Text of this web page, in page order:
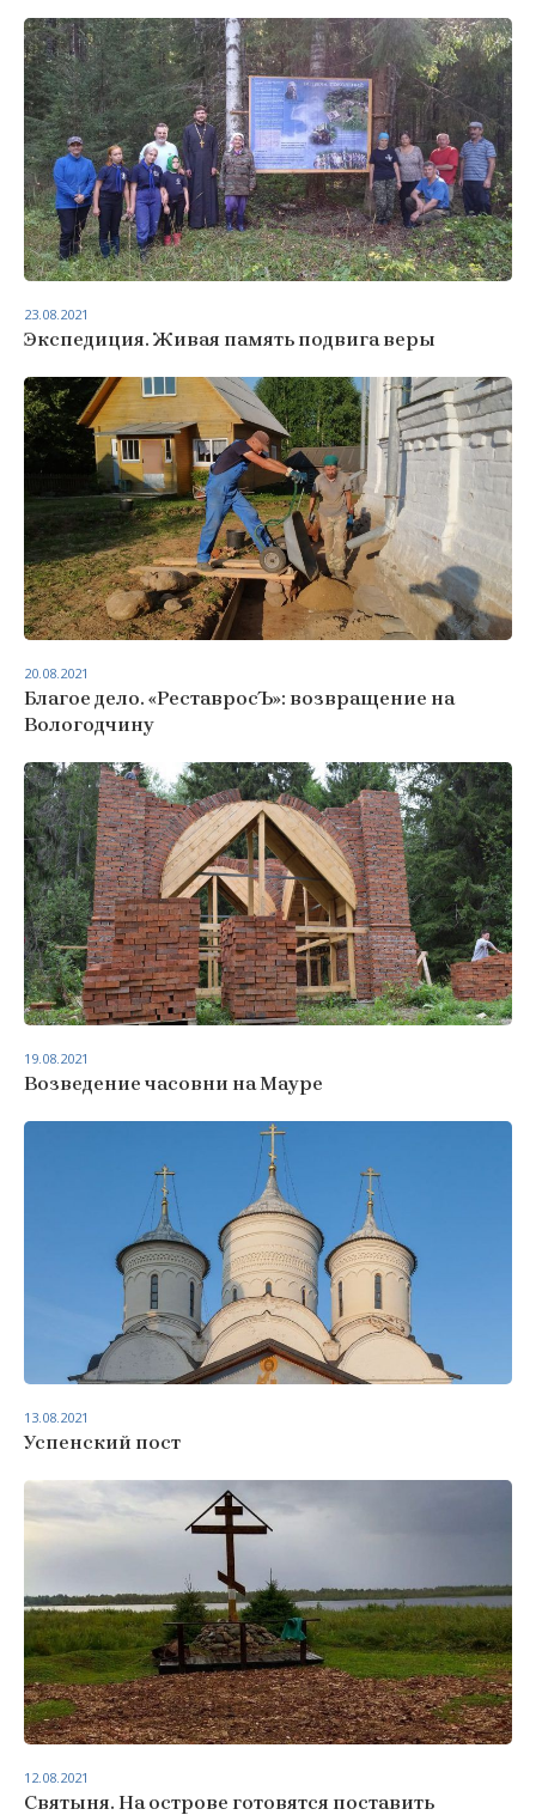
Экспедиция. Живая память подвига веры
23.08.2021
Благое дело. «РеставросЪ»: возвращение на
Вологодчину
20.08.2021
Возведение часовни на Мауре
19.08.2021
Успенский пост
13.08.2021
Святыня. На острове готовятся поставить
12.08.2021